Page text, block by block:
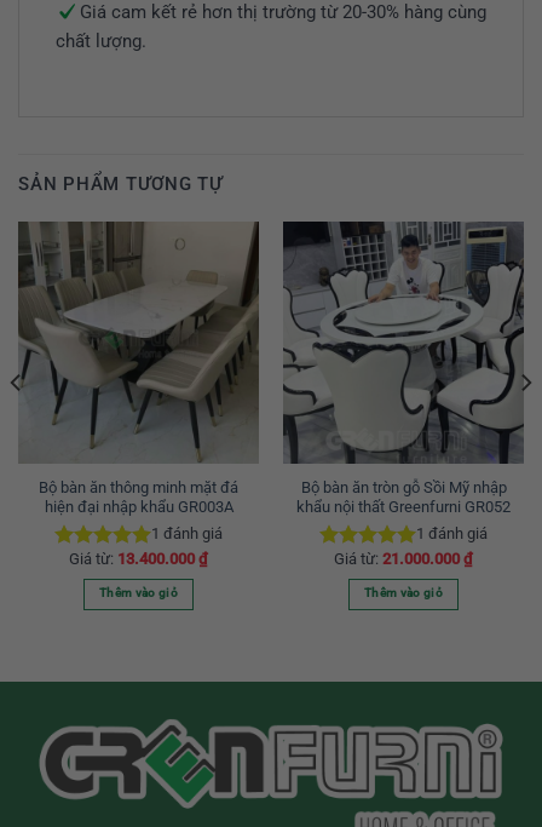
Giá cam kết rẻ hơn thị trường từ 20-30% hàng cùng
chất lượng.
SẢN PHẨM TƯƠNG TỰ
Bộ bàn ăn thông minh mặt đá
hiện đại nhập khẩu GR003A
Được xếp
hạng5.00
1 đánh giá
Giá từ: 13.400.000 ₫
Thêm vào giỏ
nhiều
biến
thể.
Các
Bộ bàn ăn tròn gỗ Sồi Mỹ nhập
khẩu nội thất Greenfurni GR052
Được xếp
hạng5.00
1 đánh giá
Giá từ: 21.000.000 ₫
Thêm vào giỏ
biến
thể.
Các
tùy